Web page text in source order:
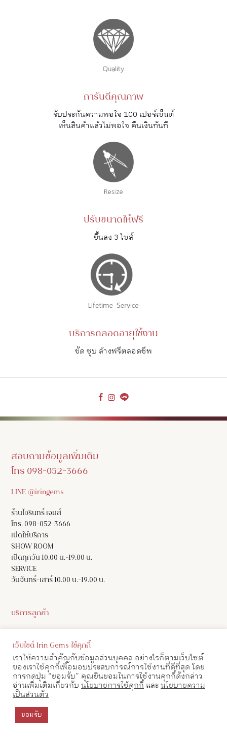
การันตีคุณภาพ
รับประกันความพอใจ 100 เปอร์เซ็นต์
เห็นสินค้าแล้วไม่พอใจ คืนเงินทันที
ปรับขนาดให้ฟรี
ขึ้นลง 3 ไซส์
บริการตลอดอายุใช้งาน
ขัด ชุบ ล้างฟรีตลอดชีพ
สอบถามข้อมูลเพิ่มเติม
โทร 098-052-3666
LINE @iringems
ร้านไอรินทร์ เจมส์
โทร. 098-052-3666
เปิดให้บริการ
SHOW ROOM
เปิดทุกวัน 10.00 น.-19.00 น.
SERVICE
วันจันทร์-เสาร์ 10.00 น.-19.00 น.
บริการลูกค้า
ตารางขนาด
คำถามที่พบบ่อย
ไอรินทร์เจมส์
เกี่ยวกับเรา
เว็บไซต์ Irin Gems ใช้คุกกี้
เราให้ความสำคัญกับข้อมูลส่วนบุคคล อย่างไรก็ตามเว็บไซต์
ของเราใช้คุกกี้เพื่อมอบประสบการณ์การใช้งานที่ดีที่สุด โดย
การกดปุ่ม “ยอมรับ” คุณยินยอมในการใช้งานคุกกี้ดังกล่าว
อ่านเพิ่มเติมเกี่ยวกับ นโยบายการใช้คุกกี้ และนโยบายความ
เป็นส่วนตัว
ยอมรับ
สอบถามข้อมูล/นัดหมายดูสินค้า